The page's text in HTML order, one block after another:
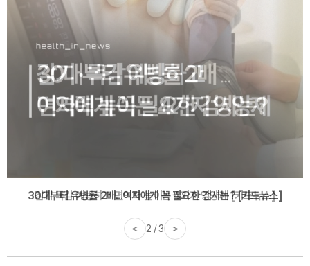
감기·독감 예방하고 면역력 높이는 4가지 영양제 [카드뉴스]
< 3 / 3 >